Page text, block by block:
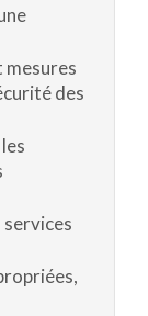
mesures
des